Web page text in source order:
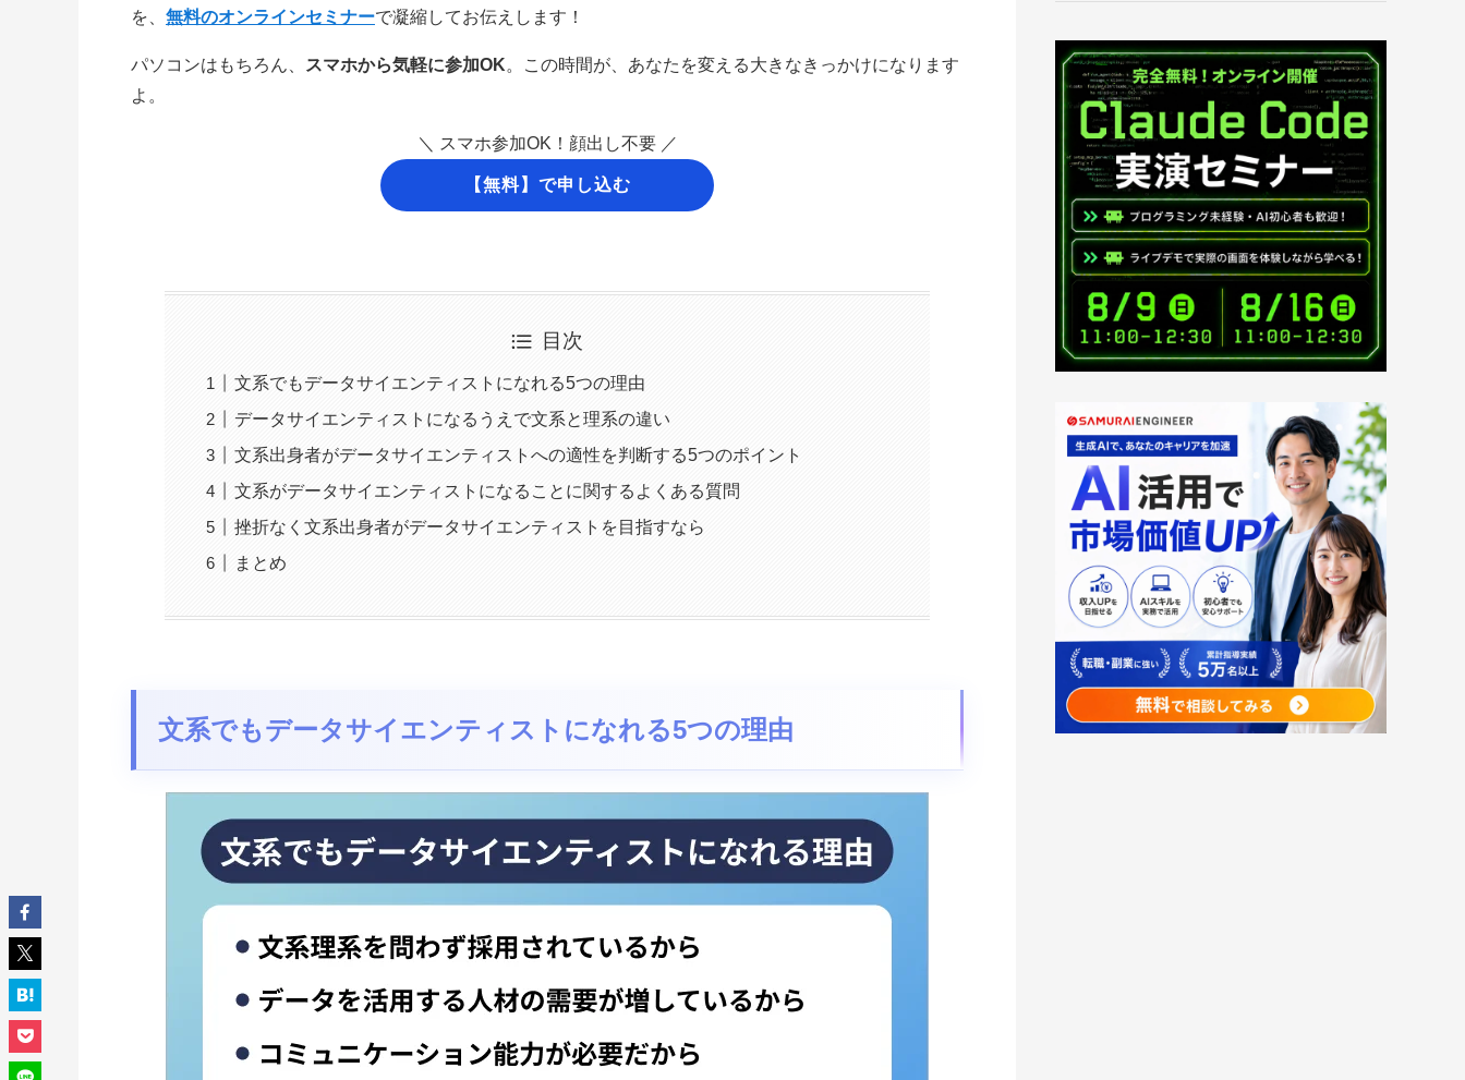
を、 無料のオンラインセミナーで凝縮してお伝えします！
パソコンはもちろん、 スマホから気軽に参加OK。この時間が、あなたを変える大きなきっかけになります
よ。
＼ スマホ参加OK！顔出し不要 ／
【無料】で申し込む
目次
文系でもデータサイエンティストになれる5つの理由
データサイエンティストになるうえで文系と理系の違い
文系出身者がデータサイエンティストへの適性を判断する5つのポイント
文系がデータサイエンティストになることに関するよくある質問
挫折なく文系出身者がデータサイエンティストを目指すなら
まとめ
文系でもデータサイエンティストになれる5つの理由